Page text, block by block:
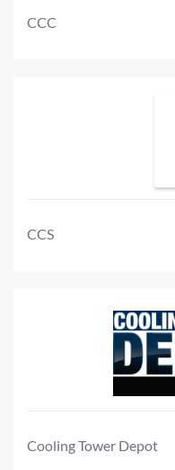
CCC
CCS
Cooling Tower Depot